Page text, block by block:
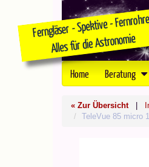
Home Beratung
« Zur Übersicht|
TeleVue 85 micro